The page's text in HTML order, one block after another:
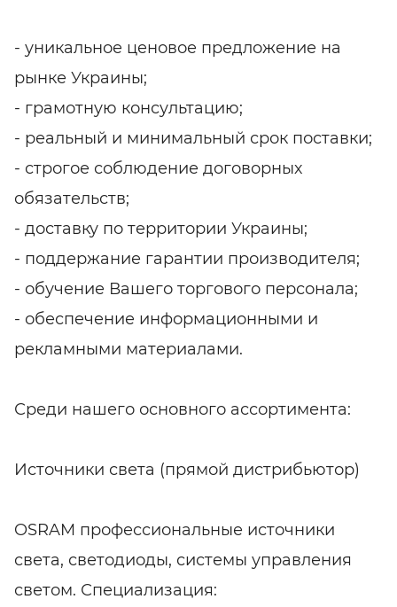
- уникальное ценовое предложение на
рынке Украины;
- грамотную консультацию;
- реальный и минимальный срок поставки;
- строгое соблюдение договорных
обязательств;
- доставку по территории Украины;
- поддержание гарантии производителя;
- обучение Вашего торгового персонала;
- обеспечение информационными и
рекламными материалами.
Среди нашего основного ассортимента:
Источники света (прямой дистрибьютор)
OSRAM профессиональные источники
света, светодиоды, системы управления
светом. Специализация: